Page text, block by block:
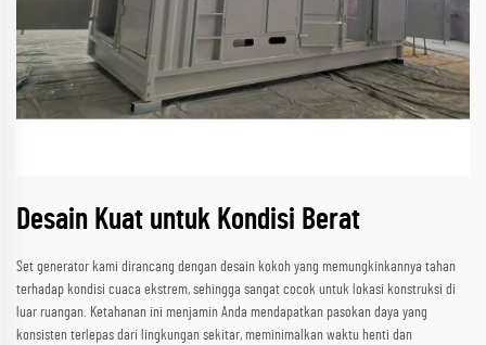
Desain Kuat untuk Kondisi Berat
Set generator kami dirancang dengan desain kokoh yang memungkinkannya tahan
terhadap kondisi cuaca ekstrem, sehingga sangat cocok untuk lokasi konstruksi di
luar ruangan. Ketahanan ini menjamin Anda mendapatkan pasokan daya yang
konsisten terlepas dari lingkungan sekitar, meminimalkan waktu henti dan